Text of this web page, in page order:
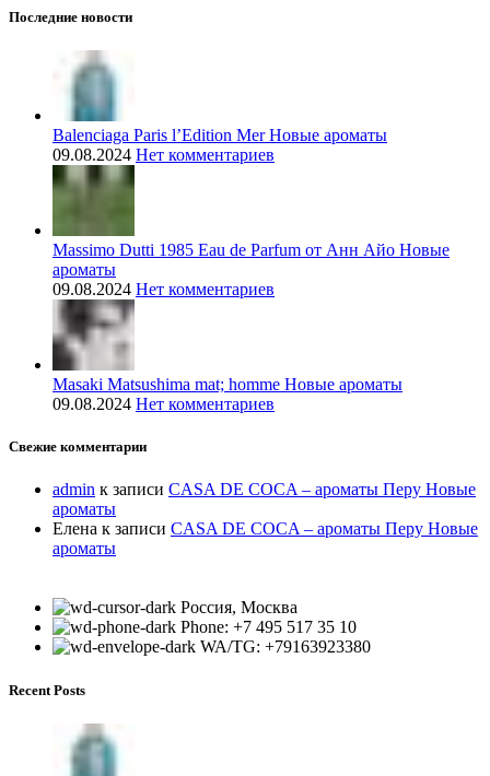
Последние новости
Balenciaga Paris l’Edition Mer Новые ароматы
09.08.2024 Нет комментариев
Massimo Dutti 1985 Eau de Parfum от Анн Айо Новые
ароматы
09.08.2024 Нет комментариев
Masaki Matsushima mat; homme Новые ароматы
09.08.2024 Нет комментариев
Свежие комментарии
admin к записи CASA DE COCA – ароматы Перу Новые
ароматы
Елена к записи CASA DE COCA – ароматы Перу Новые
ароматы
Россия, Москва
Phone: +7 495 517 35 10
WA/TG: +79163923380
Recent Posts